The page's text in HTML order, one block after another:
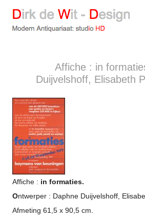
Dirk de Wit - Design
Modern Antiquariaat: studio HD
Affiche : in
Duijvelshoff, Elisabeth
Affiche : in formaties.
Ontwerper : Daphne Duijvelshoff,
Afmeting 61,5 x 90,5 cm.